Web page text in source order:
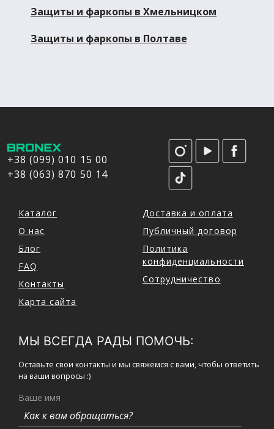
Защиты и фаркопы в Хмельницком
Защиты и фаркопы в Полтаве
+38 (099) 010 15 00
+38 (063) 870 50 14
Каталог
О нас
Блог
FAQ
Контакты
Карта сайта
Доставка и оплата
Публичный договор
Политика
конфиденциальности
Сотрудничество
МЫ ВСЕГДА РАДЫ ПОМОЧЬ:
Оставьте свои контакты и мы свяжемся с вами, чтобы ответить
на ваши вопросы :)
Ваше имя